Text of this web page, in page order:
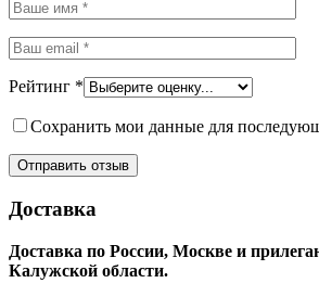
Рейтинг *
Сохранить мои данные для
Доставка
Доставка по России, Москве и
Калужской области.